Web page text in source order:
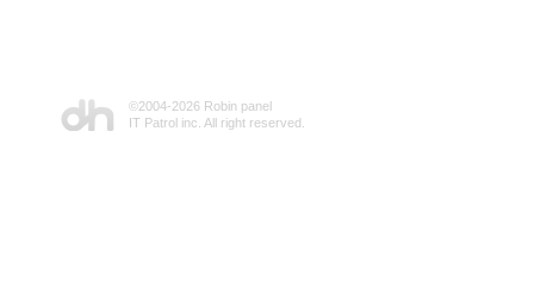
©2004-2026 Robin panel
IT Patrol inc. All right reserved.